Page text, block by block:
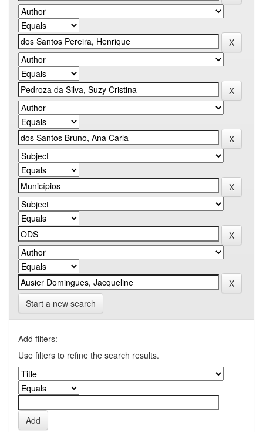
Start a new search
Add filters:
Use filters to refine the search results.